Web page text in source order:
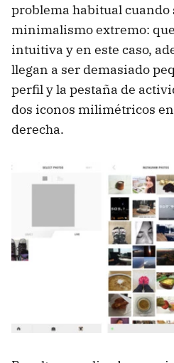
problema habitual cuando
minimalismo extremo:
intuitiva y en este caso,
llegan a ser demasiado
perfil y la pestaña de
dos iconos milimétricos
derecha.